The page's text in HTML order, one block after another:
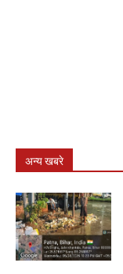
अन्य खबरे